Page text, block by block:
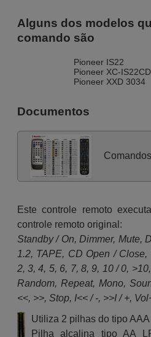
Alguns dos modelos
comando são
Pioneer IS22
Pioneer XC-IS22CD
Pioneer XXD 3034
Documentos
Este controle remoto
controle remoto original:
Standby / On, Dimmer, Mute,
1.2, TAPE, CD Open /
2, 3, 4, 5, 6, 7, 8, 9, 10 / 0,
Random, Repeat, Mono,
<<, >>, Stop, I<< / -, >>I / +,
Utiliza 2 pilhas do tipo AAA
Pilha alcalina tipo AA